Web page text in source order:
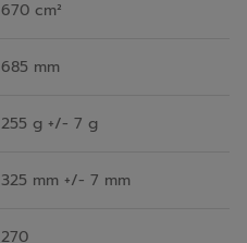
670 cm²
685 mm
255 g +/- 7 g
325 mm +/- 7 mm
270